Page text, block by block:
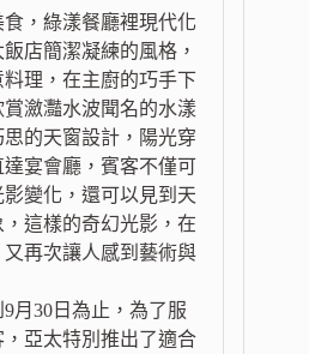
，綠漾餐廳裡現代化
店簡潔凝練的風格，
理，在主廚的巧手下
瀲灩水波聞名的水漾
的天窗設計，陽光穿
宴會廳，賓客不僅可
變化，還可以見到天
這樣的奇幻光影，在
再次讓人感到藝術與
月30日為止，為了服
亞太特別推出了適合